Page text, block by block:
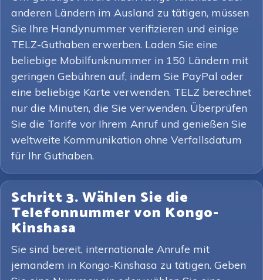
anderen Ländern im Ausland zu tätigen, müssen
Sie Ihre Handynummer verifizieren und einige
TELZ-Guthaben erwerben. Laden Sie eine
beliebige Mobilfunknummer in 150 Ländern mit
geringen Gebühren auf, indem Sie PayPal oder
eine beliebige Karte verwenden. TELZ berechnet
nur die Minuten, die Sie verwenden. Überprüfen
Sie die Tarife vor Ihrem Anruf und genießen Sie
weltweite Kommunikation ohne Verfallsdatum
für Ihr Guthaben.
Schritt 3. Wählen Sie die
Telefonnummer von Kongo-
Kinshasa
Sie sind bereit, internationale Anrufe mit
jemandem in Kongo-Kinshasa zu tätigen. Geben